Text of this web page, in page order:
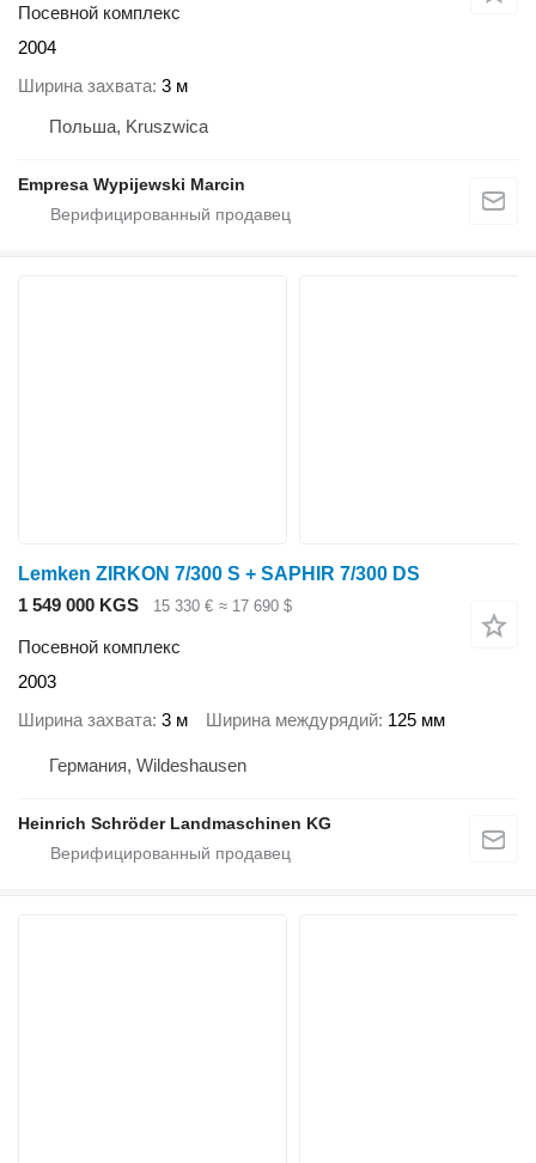
Посевной комплекс
2004
Ширина захвата 3 м
Польша, Kruszwica
Empresa Wypijewski Marcin
Lemken ZIRKON 7/300 S + SAPHIR 7/300 DS
1 549 000 KGS
15 330 € ≈ 17 690 $
Посевной комплекс
2003
Ширина захвата 3 м Ширина междурядий 125 мм
Германия, Wildeshausen
Heinrich Schröder Landmaschinen KG